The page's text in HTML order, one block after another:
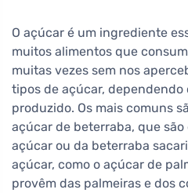
O açúcar é um ingrediente
muitos alimentos que
muitas vezes sem nos
tipos de açúcar,
produzido. Os mais comuns
açúcar de beterraba, que
açúcar ou da beterraba
açúcar, como o açúcar de
provêm das palmeiras e dos